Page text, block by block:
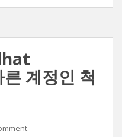
계정인 척